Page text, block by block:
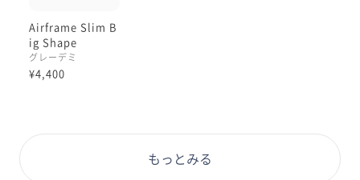
なりますよ☺︎
Airframe/ BigShapeの中でも
随一の魅力高いフレームです☺️🩶🪻
このBigShape は、その名に違わず
【Airframe の中では最もレンズが大きく、
Airframe Slim B
ig Shape
グレーデミ
¥4,400
もっとみる